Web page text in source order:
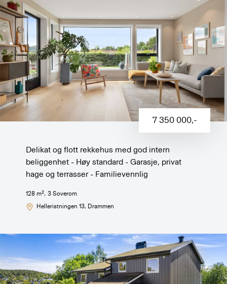
7 350 000,-
Delikat og flott rekkehus med god intern
beliggenhet - Høy standard - Garasje, privat
hage og terrasser - Familievennlig
128 m2, 3Soverom
Helleristningen 13, Drammen